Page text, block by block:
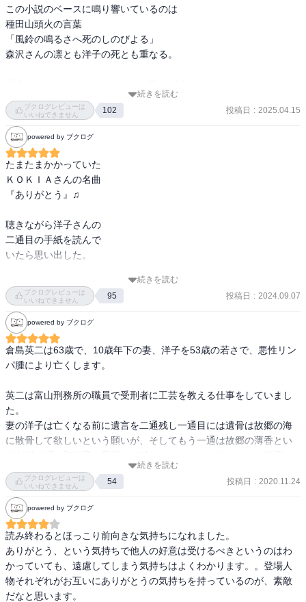
この小説のベースに鳴り響いているのは
種田山頭火の言葉
「風鈴の鳴るさへ死のしのびよる」
森沢さんの凛とも洋子の死とも重なる。
森沢さんの言う通り、一人旅も、人生も、二つの側面を持つ。淋し
いと言えば淋しくなるし、自由だと言えば自由になれる。どちらの
側面も真実であり、どちらに寄り添うかで気持ちが変わる。いずれ
にしても痛みは伴う。
倉島英二は、妻からの二通目の手紙を受け取って、本当の一歩めを
踏み出せると思う。
残りの時間を、妻への感謝を胸に大切にしていくだろう。
夕方読もうと手にしてから
没入し、気がついたら最終章だった。
ごめんなさい。
最後の第九章はなくても十分感動できましたよ。
続きを読む
ブクログレビューは
いいねできません
102 投稿日 : 2025.04.15
powered by ブクログ
たまたまかかっていた
ＫＯＫＩＡさんの名曲
『ありがとう』♫
聴きながら洋子さんの
二通目の手紙を読んで
いたら思い出した。
先日書類の整理をして
いたら父からの手紙が
ポロッと。
生前ときどき送られて
きていたうちの一通。
当時ほとんど流し読み
していたので、
なにが書かれていたか
そそくさ開いてみれば
朴訥とした筆跡で、
センスも捻りもなにも
ない、
「体に気をつけろ」と
ただそれだけの手紙。
続きを読む
ブクログレビューは
いいねできません
95 投稿日 : 2024.09.07
powered by ブクログ
倉島英二は63歳で、10歳年下の妻、洋子を53歳の若さで、悪性リン
パ腫により亡くします。
英二は富山刑務所の職員で受刑者に工芸を教える仕事をしていまし
た。
妻の洋子は亡くなる前に遺言を二通残し一通目には遺骨は故郷の海
に散骨して欲しいという願いが、そしてもう一通は故郷の薄香とい
二人で乗るはずだったキャンピングカーで、旅に出ます。
旅先で元高校の国語教師で種田山頭火を愛読する杉野や、「イカめ
し」販売員の田宮、南原らと出会い数日間、一緒に旅をします。
杉野は元受刑者で、青森刑務所で、出会っていることに英二は気づ
きますが、英二は最後までそれを口にしませんでした。
杉野が再犯の容疑で、警察に捕まった時、何のてらいもなく、杉野
のことを「友達です」と答える英二の人柄は本当に誠実であると再
確認しました。
続きを読む
ブクログレビューは
いいねできません
54 投稿日 : 2020.11.24
powered by ブクログ
読み終わるとほっこり前向きな気持ちになれました。
ありがとう、という気持ちで他人の好意は受けるべきというのはわ
かっていても、遠慮してしまう気持ちはよくわかります。。登場人
物それぞれがお互いにありがとうの気持ちを持っているのが、素敵
だなと思います。